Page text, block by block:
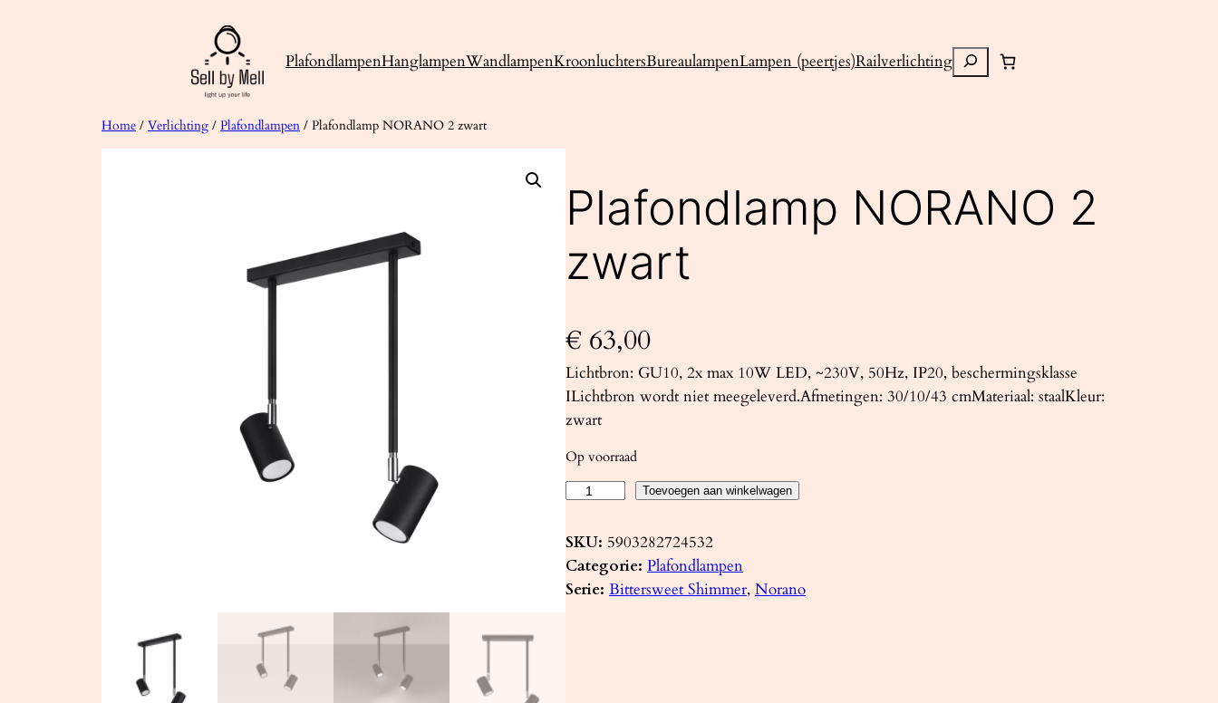
PlafondlampenHanglampenWandlampenKroonluchtersBureaulampenLampen (peertjes)RailverlichtingZoeken
Home / Verlichting / Plafondlampen / Plafondlamp NORANO 2 zwart
Plafondlamp NORANO 2
zwart
€ 63,00
Lichtbron: GU10, 2x max 10W LED, ~230V, 50Hz, IP20, beschermingsklasse
ILichtbron wordt niet meegeleverd.Afmetingen: 30/10/43 cmMateriaal: staalKleur:
zwart
Op voorraad
a
f
o
Toevoegen aan winkelwagen
SKU: 5903282724532
Categorie: Plafondlampen
Serie: Bittersweet Shimmer, Norano